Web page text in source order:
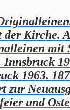
der Kirche.
mit
1963.
zur
und